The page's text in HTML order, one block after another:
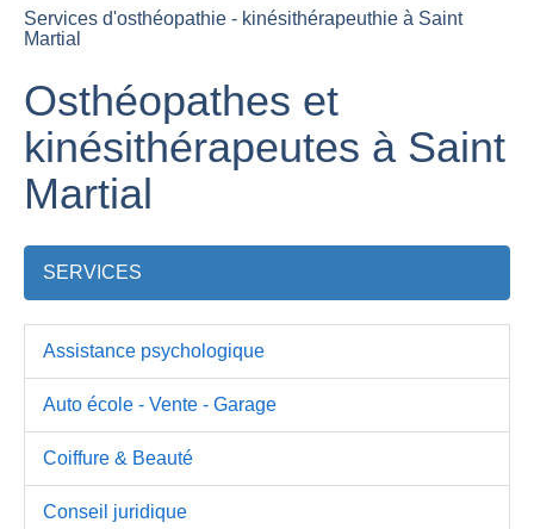
Services d'osthéopathie - kinésithérapeuthie à Saint
Martial
Osthéopathes et
kinésithérapeutes à Saint
Martial
SERVICES
Assistance psychologique
Auto école - Vente - Garage
Coiffure & Beauté
Conseil juridique